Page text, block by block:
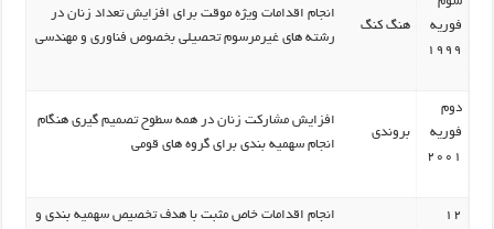
فوریه
1999
هنگ کنگ
انجام اقدامات ویژه موقت برای افزایش تعداد زنان در
رشته های غیرمرسوم تحصیلی بخصوص فناوری و مهندسی
دوم
فوریه
2001
بروندی
افزایش مشارکت زنان در همه سطوح تصمیم گیری هنگام
انجام سهمیه بندی برای گروه های قومی
12
انجام اقدامات خاص مثبت با هدف تخصیص سهمیه بندی و